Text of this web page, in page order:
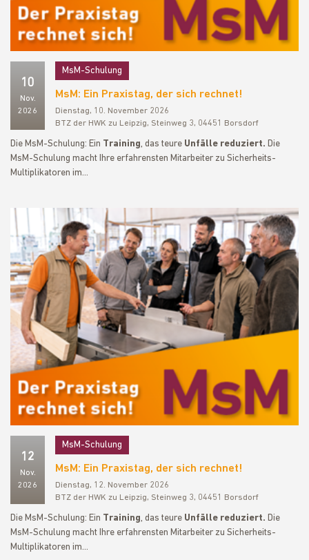
10
Nov.
2026
MsM-Schulung
MsM: Ein Praxistag, der sich rechnet!
Dienstag, 10. November 2026
BTZ der HWK zu Leipzig, Steinweg 3, 04451 Borsdorf
Die MsM-Schulung: Ein Training, das teure Unfälle reduziert. Die
MsM-Schulung macht Ihre erfahrensten Mitarbeiter zu Sicherheits-
Multiplikatoren im…
12
Nov.
2026
MsM-Schulung
MsM: Ein Praxistag, der sich rechnet!
Dienstag, 12. November 2026
BTZ der HWK zu Leipzig, Steinweg 3, 04451 Borsdorf
Die MsM-Schulung: Ein Training, das teure Unfälle reduziert. Die
MsM-Schulung macht Ihre erfahrensten Mitarbeiter zu Sicherheits-
Multiplikatoren im…